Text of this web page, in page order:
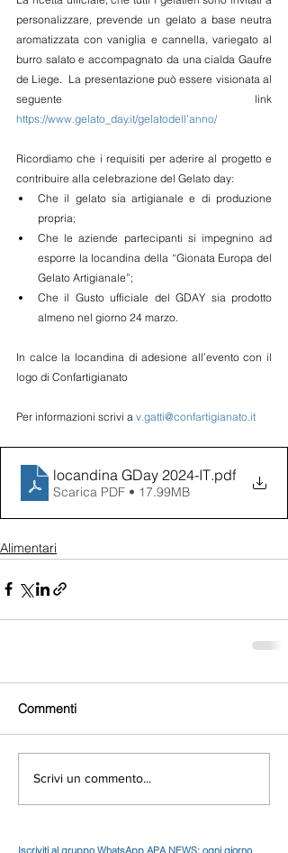
personalizzare, prevende un gelato a base neutra
aromatizzata con vaniglia e cannella, variegato al
burro salato e accompagnato da una cialda Gaufre
de Liege.  La presentazione può essere visionata al
https://www.gelato_day.it/gelatodell’anno/
Ricordiamo che i requisiti per aderire al progetto e
contribuire alla celebrazione del Gelato day:
Che il gelato sia artigianale e di produzione
propria;
Che le aziende partecipanti si impegnino ad
esporre la locandina della “Gionata Europa del
Gelato Artigianale”;
Che il Gusto ufficiale del GDAY sia prodotto
almeno nel giorno 24 marzo.
In calce la locandina di adesione all’evento con il
logo di Confartigianato
Per informazioni scrivi a v.gatti@confartigianato.it
locandina GDay 2024-IT.pdf
Scarica PDF • 17.99MB
Alimentari
Commenti
Scrivi un commento...
Iscriviti al gruppo WhatsApp APA NEWS: ogni giorno